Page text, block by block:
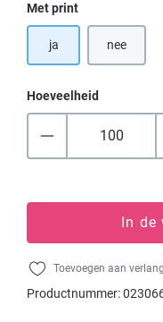
Selecteer
Met print
ja nee
Hoeveelheid
In de
Toevoegen aan
Productnummer: